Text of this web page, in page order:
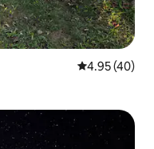
平均评分
4.95 (40)